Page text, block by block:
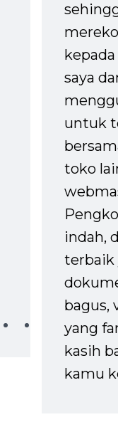
saya
untuk
toko
indah,
terbaik
bagus,
yang
kasih
kamu